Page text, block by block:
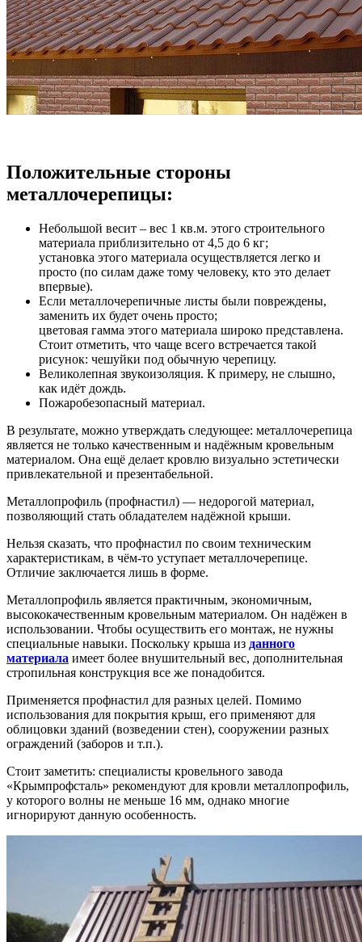
Положительные стороны
металлочерепицы:
Небольшой весит – вес 1 кв.м. этого строительного
материала приблизительно от 4,5 до 6 кг;
установка этого материала осуществляется легко и
просто (по силам даже тому человеку, кто это делает
впервые).
Если металлочерепичные листы были повреждены,
заменить их будет очень просто;
цветовая гамма этого материала широко представлена.
Стоит отметить, что чаще всего встречается такой
рисунок: чешуйки под обычную черепицу.
Великолепная звукоизоляция. К примеру, не слышно,
как идёт дождь.
Пожаробезопасный материал.
В результате, можно утверждать следующее: металлочерепица
является не только качественным и надёжным кровельным
материалом. Она ещё делает кровлю визуально эстетически
привлекательной и презентабельной.
Металлопрофиль (профнастил) — недорогой материал,
позволяющий стать обладателем надёжной крыши.
Нельзя сказать, что профнастил по своим техническим
характеристикам, в чём-то уступает металлочерепице.
Отличие заключается лишь в форме.
Металлопрофиль является практичным, экономичным,
высококачественным кровельным материалом. Он надёжен в
использовании. Чтобы осуществить его монтаж, не нужны
специальные навыки. Поскольку крыша из данного
материала имеет более внушительный вес, дополнительная
стропильная конструкция все же понадобится.
Применяется профнастил для разных целей. Помимо
использования для покрытия крыш, его применяют для
облицовки зданий (возведении стен), сооружении разных
ограждений (заборов и т.п.).
Стоит заметить: специалисты кровельного завода
«Крымпрофсталь» рекомендуют для кровли металлопрофиль,
у которого волны не меньше 16 мм, однако многие
игнорируют данную особенность.